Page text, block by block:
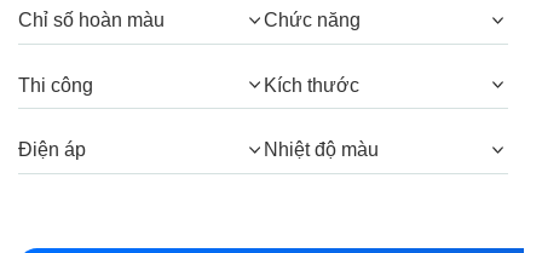
Góc chiếu:38°, 24°
Thông số Điện & Lắp đặt
Chỉ số hoàn màu Chức năng
Thi công Kích thước
Điện áp Nhiệt độ màu